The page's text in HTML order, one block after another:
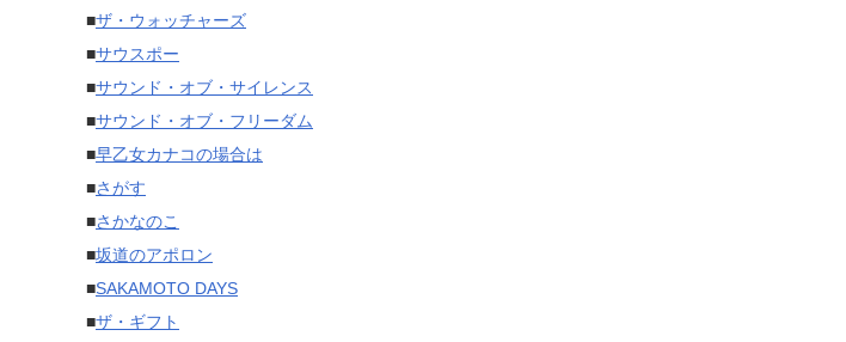
■ザ・ウォッチャーズ
■サウスポー
■サウンド・オブ・サイレンス
■サウンド・オブ・フリーダム
■早乙女カナコの場合は
■さがす
■さかなのこ
■坂道のアポロン
■SAKAMOTO DAYS
■ザ・ギフト